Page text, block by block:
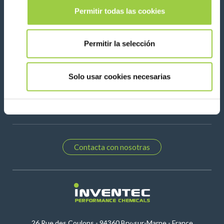
Permitir todas las cookies
Permitir la selección
Solo usar cookies necesarias
Contacta con nosotras